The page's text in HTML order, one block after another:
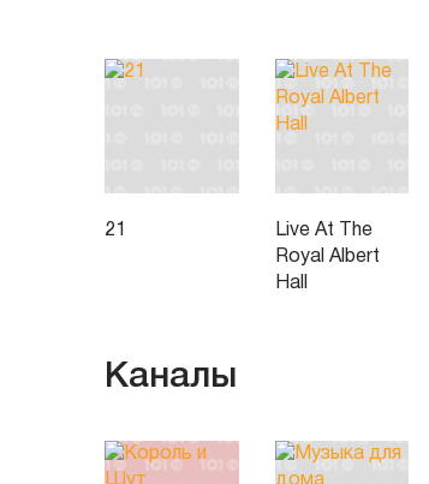
21
Live At The
Royal Albert
Hall
Каналы